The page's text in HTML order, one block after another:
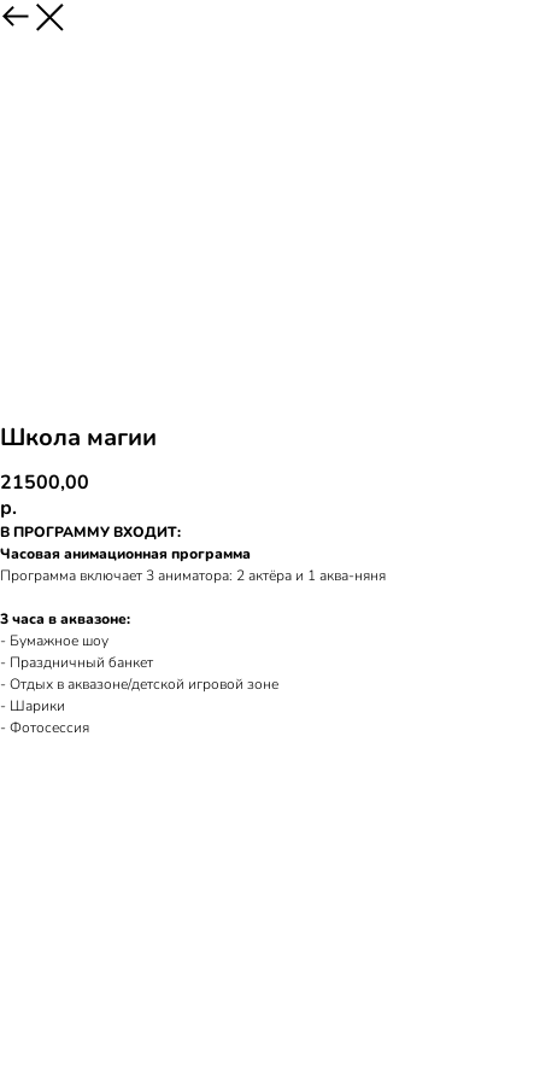
Школа магии
21500,00
р.
В ПРОГРАММУ ВХОДИТ:
Часовая анимационная программа
Программа включает 3 аниматора: 2 актёра и 1 аква-няня
3 часа в аквазоне:
- Бумажное шоу
- Праздничный банкет
- Отдых в аквазоне/детской игровой зоне
- Шарики
- Фотосессия